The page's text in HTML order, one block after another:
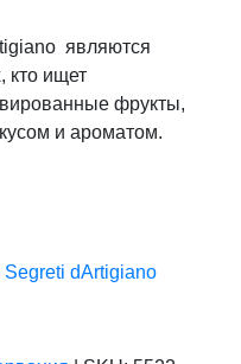
являются
кто ищет
фрукты,
и ароматом.
dArtigiano